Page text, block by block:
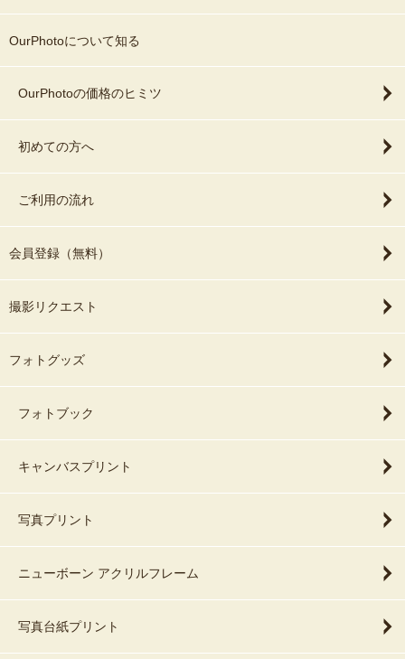
OurPhotoについて知る
OurPhotoの価格のヒミツ
初めての方へ
ご利用の流れ
会員登録（無料）
撮影リクエスト
フォトグッズ
フォトブック
キャンバスプリント
写真プリント
ニューボーン アクリルフレーム
写真台紙プリント